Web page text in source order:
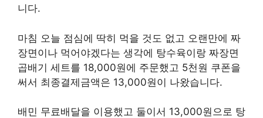
니다.
마침 오늘 점심에 딱히 먹을 것도 없고 오랜만에 짜
장면이나 먹어야겠다는 생각에 탕수육이랑 짜장면
곱배기 세트를 18,000원에 주문했고 5천원 쿠폰을
써서 최종결제금액은 13,000원이 나왔습니다.
배민 무료배달을 이용했고 둘이서 13,000원으로 탕